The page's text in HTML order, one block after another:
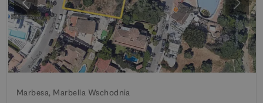
Poprzedni
Marbesa, Marbella Wschodnia